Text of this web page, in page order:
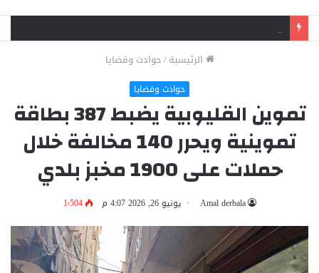
الرئيسية/حوادث وقضايا
حوادث وقضايا
تموين القليوبية يضبط 387 بطاقة
تموينية ويحرر 140 مخالفة خلال
حملات على 1900 مخبز بلدي
Amal derbala يونيو 26, 2026 4:07 م 1٬504